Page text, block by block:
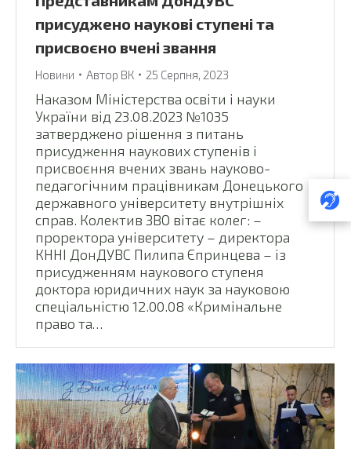
присуджено наукові ступені та
присвоєно вчені звання
Новини Автор ВК 25 Серпня, 2023
Наказом Міністерства освіти і науки
України від 23.08.2023 №1035
затверджено рішення з питань
присудження наукових ступенів і
присвоєння вчених звань науково-
педагогічним працівникам Донецького
державного університету внутрішніх
справ. Колектив ЗВО вітає колег: –
проректора університету – директора
КННІ ДонДУВС Пилипа Єпринцева – із
присудженням наукового ступеня
доктора юридичних наук за науковою
спеціальністю 12.00.08 «Кримінальне
право та…